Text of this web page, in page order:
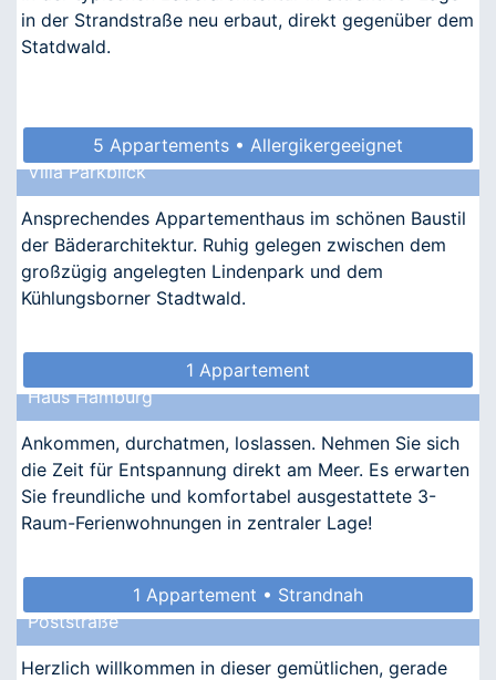
in der Strandstraße neu erbaut, direkt gegenüber dem
Statdwald.
5 Appartements • Allergikergeeignet
Villa Parkblick
Ansprechendes Appartementhaus im schönen Baustil
der Bäderarchitektur. Ruhig gelegen zwischen dem
großzügig angelegten Lindenpark und dem
Kühlungsborner Stadtwald.
1 Appartement
Haus Hamburg
Ankommen, durchatmen, loslassen. Nehmen Sie sich
die Zeit für Entspannung direkt am Meer. Es erwarten
Sie freundliche und komfortabel ausgestattete 3-
Raum-Ferienwohnungen in zentraler Lage!
1 Appartement • Strandnah
Poststraße
Herzlich willkommen in dieser gemütlichen, gerade